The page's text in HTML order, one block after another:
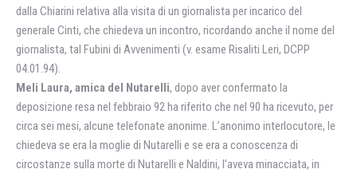
dalla Chiarini relativa alla visita di un giornalista per incarico del
generale Cinti, che chiedeva un incontro, ricordando anche il nome del
giornalista, tal Fubini di Avvenimenti (v. esame Risaliti Leri, DCPP
04.01.94).
Meli Laura, amica del Nutarelli, dopo aver confermato la
deposizione resa nel febbraio 92 ha riferito che nel 90 ha ricevuto, per
circa sei mesi, alcune telefonate anonime. L’anonimo interlocutore, le
chiedeva se era la moglie di Nutarelli e se era a conoscenza di
circostanze sulla morte di Nutarelli e Naldini, l’aveva minacciata, in